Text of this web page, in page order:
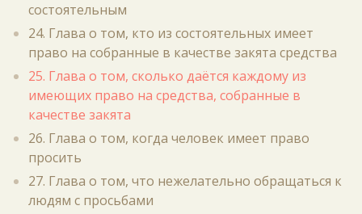
состоятельным
24. Глава о том, кто из состоятельных имеет
право на собранные в качестве закята средства
25. Глава о том, сколько даётся каждому из
имеющих право на средства, собранные в
качестве закята
26. Глава о том, когда человек имеет право
просить
27. Глава о том, что нежелательно обращаться к
людям с просьбами